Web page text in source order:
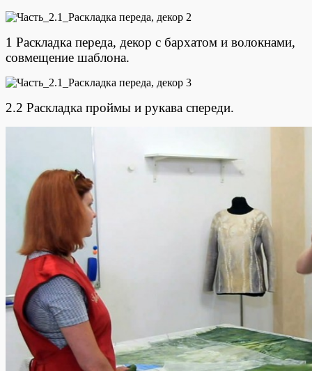
1 Раскладка переда, декор с бархатом и волокнами,
совмещение шаблона.
2.2 Раскладка проймы и рукава спереди.